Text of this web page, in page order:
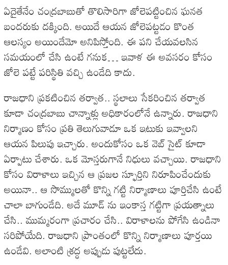
View All Result
ఏదైతేనేం చంద్రబాబుతో తొలిసారిగా జోలెపట్టించిన ఘనత
బందరుకు దక్కింది. అయిదే ఆయన జోలెపట్టడం కొంత
ఆలస్యం అయిందేమో అనిపిస్తోంది. ఈ పని చేయవలసిన
సమయంలో చేసి ఉంటే గనుక… ఇవాళ ఈ అవసరం కోసం
జోలె పట్టే పరిస్థితి వచ్చి ఉండేది కాదు.
రాజధాని ప్రకటించిన తర్వాత.. స్థలాలు సేకరించిన తర్వాత
కూడా చంద్రబాబు చాన్నాళ్లు అధికారంలోనే ఉన్నారు. రాజధాని
నిర్మాణం కోసం ప్రతి తెలుగువాడూ ఒక ఇటుకు ఇవ్వాలని
ఆయన పిలుపు ఇచ్చారు. అందుకోసం ఒక వెబ్ సైట్ కూడా
ఏర్పాటు చేశారు. ఒక మోస్తరుగానే నిధులు వచ్చాయి. రాజధాని
కోసం విరాళాలు ఇచ్చిన ఆ ప్రజల స్ఫూర్తిని నిరూపించేందుకు
అయినా.. ఆ సొమ్ములతో కొన్ని గట్టి నిర్మాణాలు పూర్తిచేసి ఉంటే
చాలా బాగుండేది. అదే మూడ్ ను ఇంకాస్త గట్టిగా ప్రయత్నాలు
చేసి.. ముమ్మరంగా ప్రచారం చేసి.. విరాళాలను పోగేసి ఉండినా
సరిపోయేది. రాజధాని ప్రాంతంలో కొన్ని నిర్మాణాలు పూర్తయి
ఉండేవి. అలాంటి శ్రద్ధ అప్పుడు పుట్టలేదు.